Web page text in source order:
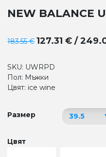
NEW BALANCE
183.55 € 127.31 € /
SKU: UWRPD
Пол: Мъжки
Цвят: ice wine
Размер
Цвят